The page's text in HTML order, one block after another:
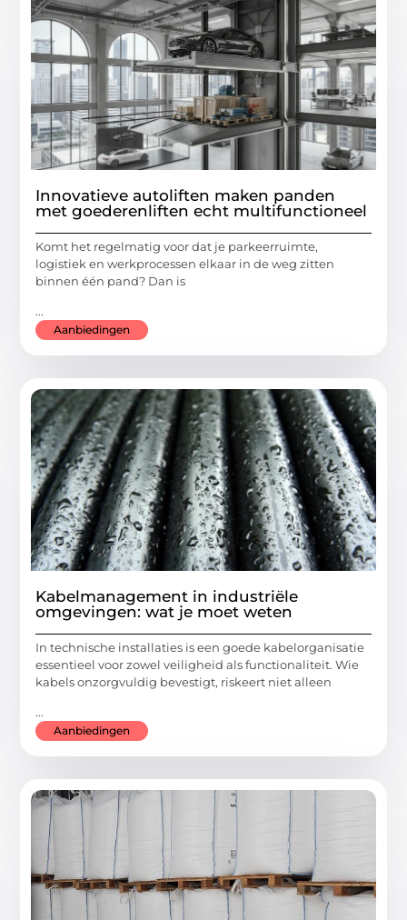
Innovatieve autoliften maken panden
met goederenliften echt multifunctioneel
Komt het regelmatig voor dat je parkeerruimte,
logistiek en werkprocessen elkaar in de weg zitten
binnen één pand? Dan is
...
Aanbiedingen
Kabelmanagement in industriële
omgevingen: wat je moet weten
In technische installaties is een goede kabelorganisatie
essentieel voor zowel veiligheid als functionaliteit. Wie
kabels onzorgvuldig bevestigt, riskeert niet alleen
...
Aanbiedingen